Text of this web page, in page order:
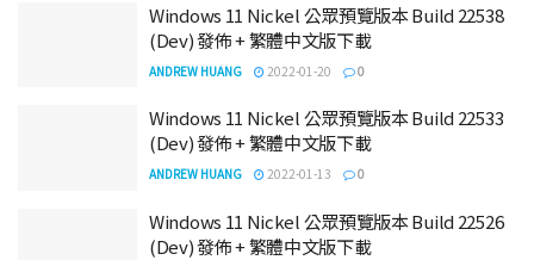
Windows 11 Nickel 公眾預覽版本 Build 22538
(Dev) 發佈 + 繁體中文版下載
ANDREW HUANG 2022-01-20 0
Windows 11 Nickel 公眾預覽版本 Build 22533
(Dev) 發佈 + 繁體中文版下載
ANDREW HUANG 2022-01-13 0
Windows 11 Nickel 公眾預覽版本 Build 22526
(Dev) 發佈 + 繁體中文版下載